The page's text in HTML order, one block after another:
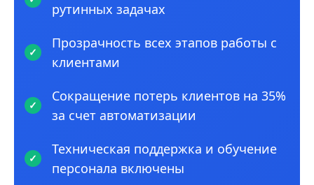
рутинных задачах
Прозрачность всех этапов работы с
клиентами
Сокращение потерь клиентов на 35%
за счет автоматизации
Техническая поддержка и обучение
персонала включены